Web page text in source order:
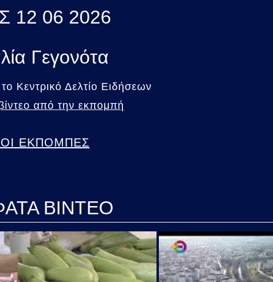
12 06 2026
Γεγονότα
Κεντρικό Δελτίο Ειδήσεων
από την εκπομπή
ΕΚΠΟΜΠΕΣ
ΒΙΝΤΕΟ